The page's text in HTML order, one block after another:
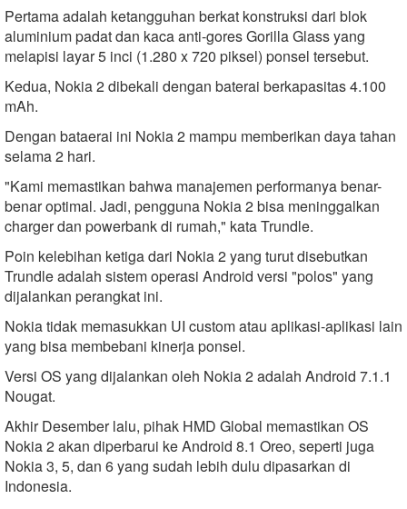
Pertama adalah ketangguhan berkat konstruksi dari blok
aluminium padat dan kaca anti-gores Gorilla Glass yang
melapisi layar 5 inci (1.280 x 720 piksel) ponsel tersebut.
Kedua, Nokia 2 dibekali dengan baterai berkapasitas 4.100
mAh.
Dengan bataerai ini Nokia 2 mampu memberikan daya tahan
selama 2 hari.
"Kami memastikan bahwa manajemen performanya benar-
benar optimal. Jadi, pengguna Nokia 2 bisa meninggalkan
charger dan powerbank di rumah," kata Trundle.
Poin kelebihan ketiga dari Nokia 2 yang turut disebutkan
Trundle adalah sistem operasi Android versi "polos" yang
dijalankan perangkat ini.
Nokia tidak memasukkan UI custom atau aplikasi-aplikasi lain
yang bisa membebani kinerja ponsel.
Versi OS yang dijalankan oleh Nokia 2 adalah Android 7.1.1
Nougat.
Akhir Desember lalu, pihak HMD Global memastikan OS
Nokia 2 akan diperbarui ke Android 8.1 Oreo, seperti juga
Nokia 3, 5, dan 6 yang sudah lebih dulu dipasarkan di
Indonesia.